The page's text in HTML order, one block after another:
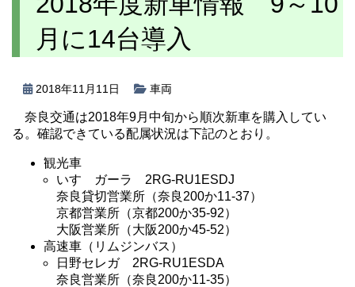
月に14台導入
2018年11月11日 車両
奈良交通は2018年9月中旬から順次新車を購入してい
る。確認できている配属状況は下記のとおり。
観光車
いすゞガーラ 2RG-RU1ESDJ
奈良貸切営業所（奈良200か11-37）
京都営業所（京都200か35-92）
大阪営業所（大阪200か45-52）
高速車（リムジンバス）
日野セレガ 2RG-RU1ESDA
奈良営業所（奈良200か11-35）